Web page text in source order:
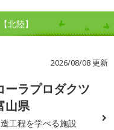
北陸】
2026/08/08 更新
ーラプロダクツ
山県
工程を学べる施設